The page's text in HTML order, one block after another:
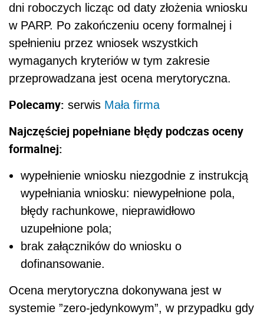
dni roboczych licząc od daty złożenia wniosku
w PARP. Po zakończeniu oceny formalnej i
spełnieniu przez wniosek wszystkich
wymaganych kryteriów w tym zakresie
przeprowadzana jest ocena merytoryczna.
Polecamy: serwis Mała firma
Najczęściej popełniane błędy podczas oceny
formalnej:
wypełnienie wniosku niezgodnie z instrukcją
wypełniania wniosku: niewypełnione pola,
błędy rachunkowe, nieprawidłowo
uzupełnione pola;
brak załączników do wniosku o
dofinansowanie.
Ocena merytoryczna dokonywana jest w
systemie ”zero-jedynkowym”, w przypadku gdy